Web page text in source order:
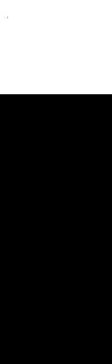
Preis
499,00 €